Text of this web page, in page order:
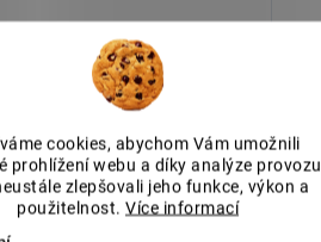
cookies, abychom Vám umožnili
prohlížení webu a díky analýze provozu
zlepšovali jeho funkce, výkon a
použitelnost. Více informací
ml koncentrátu na